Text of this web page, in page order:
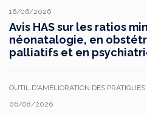
16/06/2026
Avis HAS sur les ratios
néonatalogie, en
palliatifs et en
OUTIL D'AMÉLIORATION DES
06/08/2026